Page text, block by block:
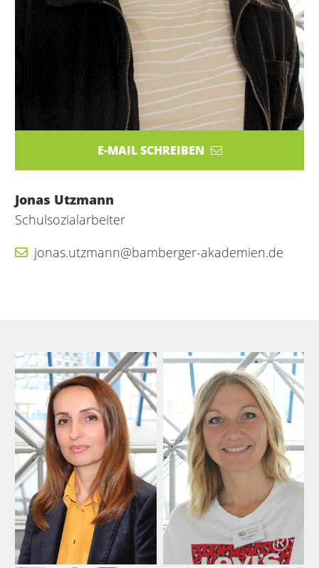
E-MAIL SCHREIBEN
Jonas Utzmann
Schulsozialarbeiter
jonas.utzmann@bamberger-akademien.de